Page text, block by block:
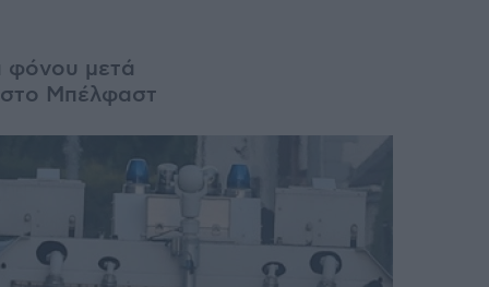
φόνου μετά
στο Μπέλφαστ